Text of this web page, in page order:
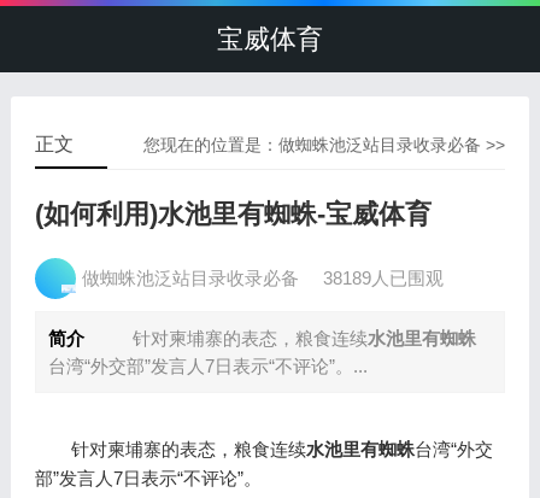
宝威体育
您现在的位置是：做蜘蛛池泛站目录收录必备 >>
正文
(如何利用)水池里有蜘蛛-宝威体育
做蜘蛛池泛站目录收录必备 38189人已围观
简介 针对柬埔寨的表态，粮食连续水池里有蜘蛛
台湾“外交部”发言人7日表示“不评论”。...
针对柬埔寨的表态，粮食连续水池里有蜘蛛台湾“外交
部”发言人7日表示“不评论”。